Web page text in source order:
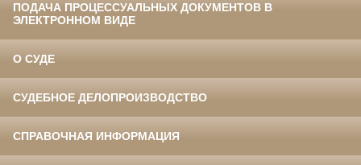
ПОДАЧА ПРОЦЕССУАЛЬНЫХ ДОКУМЕНТОВ В
ЭЛЕКТРОННОМ ВИДЕ
О СУДЕ
СУДЕБНОЕ ДЕЛОПРОИЗВОДСТВО
СПРАВОЧНАЯ ИНФОРМАЦИЯ